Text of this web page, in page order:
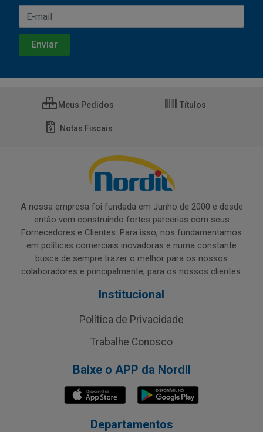
Meus Pedidos Títulos
Notas Fiscais
A nossa empresa foi fundada em Junho de 2000 e desde
então vem construindo fortes parcerias com seus
Fornecedores e Clientes. Para isso, nos fundamentamos
em políticas comerciais inovadoras e numa constante
busca de sempre trazer o melhor para os nossos
colaboradores e principalmente, para os nossos clientes.
Institucional
Política de Privacidade
Trabalhe Conosco
Baixe o APP da Nordil
Departamentos